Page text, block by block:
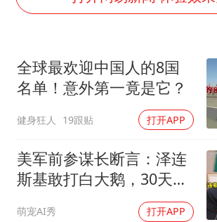
万岁山接盘烂
习近平心系体育
全球最欢迎中国人的8国
名单！意外第一竟是它？
健身狂人 19跟贴 打开APP
美军前参谋长断言：泽连
斯基敢打白大鹅，30天内
萌宠AI秀 打开APP